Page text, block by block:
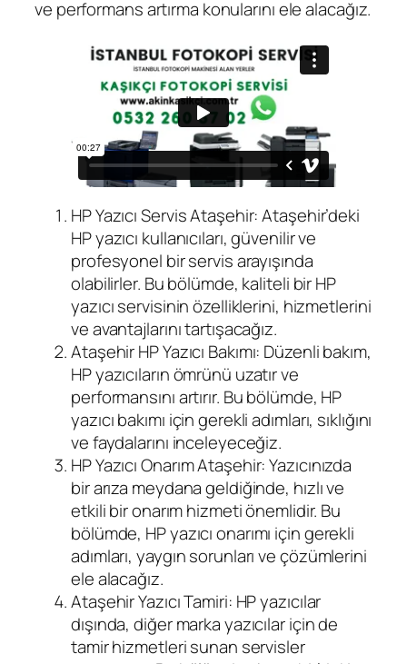
ve performans artırma konularını ele alacağız.
HP Yazıcı Servis Ataşehir: Ataşehir’deki
HP yazıcı kullanıcıları, güvenilir ve
profesyonel bir servis arayışında
olabilirler. Bu bölümde, kaliteli bir HP
yazıcı servisinin özelliklerini, hizmetlerini
ve avantajlarını tartışacağız.
Ataşehir HP Yazıcı Bakımı: Düzenli bakım,
HP yazıcıların ömrünü uzatır ve
performansını artırır. Bu bölümde, HP
yazıcı bakımı için gerekli adımları, sıklığını
ve faydalarını inceleyeceğiz.
HP Yazıcı Onarım Ataşehir: Yazıcınızda
bir arıza meydana geldiğinde, hızlı ve
etkili bir onarım hizmeti önemlidir. Bu
bölümde, HP yazıcı onarımı için gerekli
adımları, yaygın sorunları ve çözümlerini
ele alacağız.
Ataşehir Yazıcı Tamiri: HP yazıcılar
dışında, diğer marka yazıcılar için de
tamir hizmetleri sunan servisler